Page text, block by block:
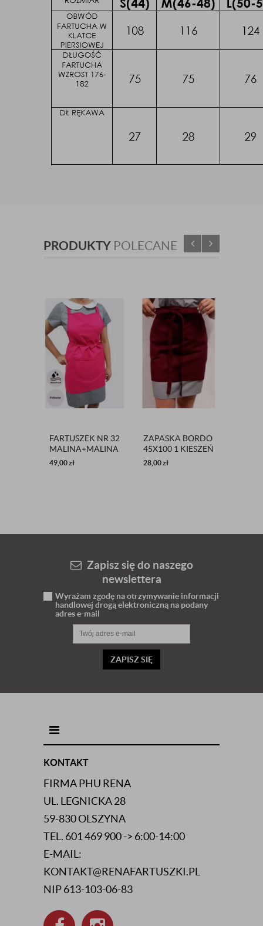
PRODUKTY POLECANE
FARTUSZEK NR 32
MALINA+MALINA
MAT
49,00zł
ZAPASKA BORDO
45X100 1 KIESZEŃ
28,00zł
Zapisz się do naszego
newslettera
Wyrażam zgodę na otrzymywanie informacji
handlowej drogą elektroniczną na podany
adres e-mail
ZAPISZ SIĘ
KONTAKT
FIRMA PHU RENA
UL. LEGNICKA 28
59-830 OLSZYNA
TEL. 601 469 900 -> 6:00-14:00
E-MAIL:
KONTAKT@RENAFARTUSZKI.PL
NIP 613-103-06-83